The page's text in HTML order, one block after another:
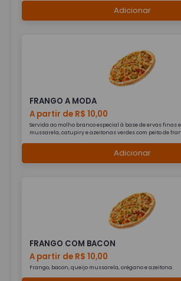
Adicionar
FRANGO A MODA
A partir de R$ 10,00
Servida ao molho branco especial à base de ervas finas
mussarela, catupiry e azeitonas verdes com peito de
Adicionar
FRANGO COM BACON
A partir de R$ 10,00
Frango, bacon, queijo mussarela, orégano e azeitona.